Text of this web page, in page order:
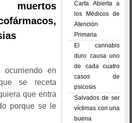
muertos
en
se receta
que entra
porque se le
Carta Abierta a
los Médicos de
Atención
Primaria
El cannabis
duro causa uno
de cada cuatro
casos de
psicosis
Salvados de ser
víctimas con una
buena